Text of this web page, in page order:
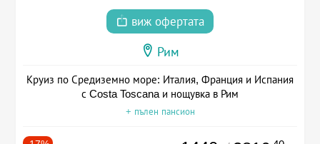
виж офертата
Рим
Круиз по Средиземно море: Италия, Франция и Испания
с Costa Toscana и нощувка в Рим
+ пълен пансион